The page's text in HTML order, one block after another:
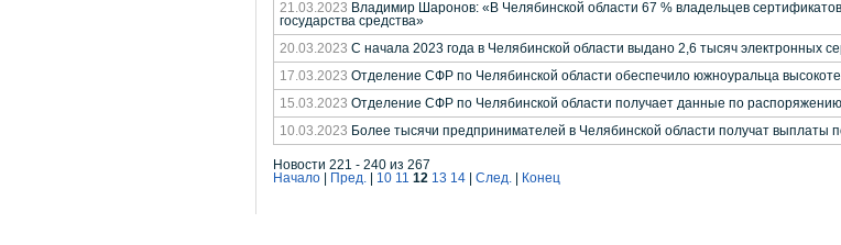
21.03.2023 Владимир Шаронов: «В Челябинской области 67 % владельцев
государства средства»
20.03.2023 С начала 2023 года в Челябинской области выдано 2,6 тысяч электронных
17.03.2023 Отделение СФР по Челябинской области обеспечило южноуральца
15.03.2023 Отделение СФР по Челябинской области получает данные по
10.03.2023 Более тысячи предпринимателей в Челябинской области получат выплаты
Новости 221 - 240 из 267
Начало
Пред. 10 11 12 13 14 След. Конец